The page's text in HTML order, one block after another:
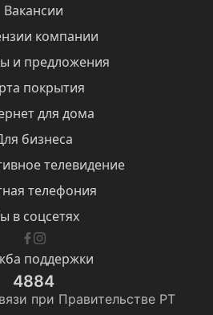
Вакансии
компании
и предложения
покрытия
для дома
бизнеса
телевидение
телефония
в соцсетях
поддержки
4884
при Правительстве РТ